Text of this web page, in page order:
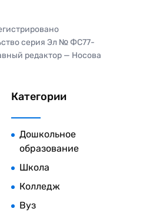
серия Эл № ФС77-
редактор — Носова
Категории
Дошкольное
образование
Школа
Колледж
Вуз